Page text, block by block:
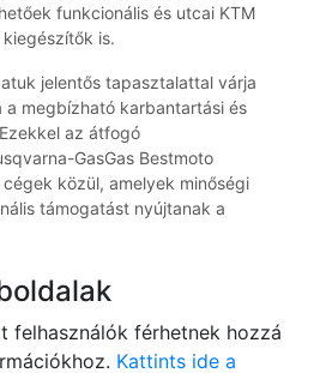
funkcionális és utcai KTM
is.
jelentős tapasztalattal várja
megbízható karbantartási és
az átfogó
GasGas Bestmoto
közül, amelyek minőségi
támogatást nyújtanak a
felhasználók férhetnek hozzá
Kattints ide a